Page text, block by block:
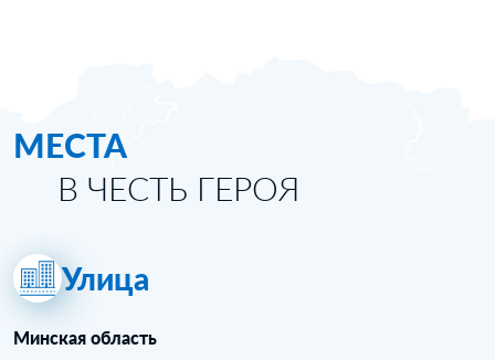
МЕСТА
В ЧЕСТЬ ГЕРОЯ
Улица
Минская область